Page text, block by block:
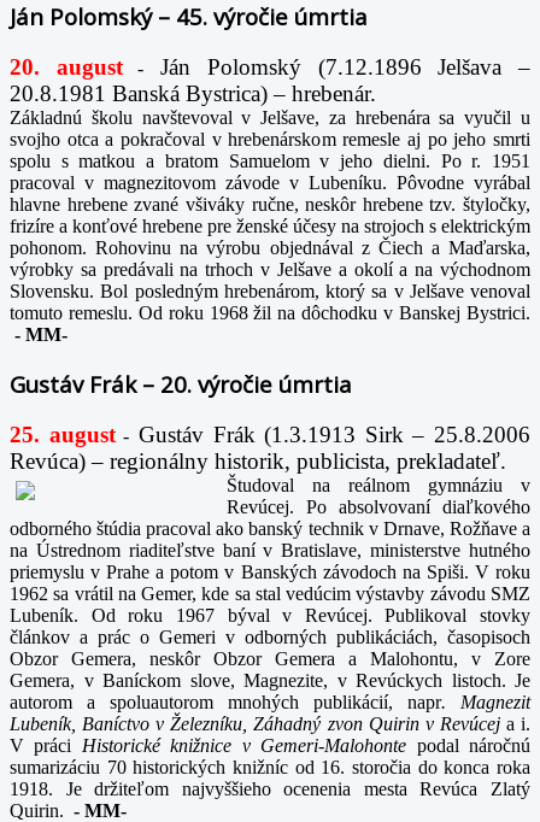
Ján Polomský – 45. výročie úmrtia
20. august-
Ján Polomský (7.12.1896 Jelšava –
20.8.1981 Banská Bystrica) – hrebenár.
Základnú školu navštevoval v Jelšave, za hrebenára sa vyučil u
svojho otca a pokračoval v hrebenárskom remesle aj po jeho smrti
spolu s matkou a bratom Samuelom v jeho dielni. Po r. 1951
pracoval v magnezitovom závode v Lubeníku. Pôvodne vyrábal
hlavne hrebene zvané všiváky ručne, neskôr hrebene tzv. štyločky,
frizíre a konťové hrebene pre ženské účesy na strojoch s elektrickým
pohonom. Rohovinu na výrobu objednával z Čiech a Maďarska,
výrobky sa predávali na trhoch v Jelšave a okolí a na východnom
Slovensku. Bol posledným hrebenárom, ktorý sa v Jelšave venoval
tomuto remeslu. Od roku 1968 žil na dôchodku v Banskej Bystrici.
- MM-
Gustáv Frák – 20. výročie úmrtia
25. august- Gustáv Frák (1.3.1913 Sirk – 25.8.2006
Revúca) – regionálny historik, publicista, prekladateľ.
Študoval na reálnom gymnáziu v
Revúcej. Po absolvovaní diaľkového
odborného štúdia pracoval ako banský technik v Drnave, Rožňave a
na Ústrednom riaditeľstve baní v Bratislave, ministerstve hutného
priemyslu v Prahe a potom v Banských závodoch na Spiši. V roku
1962 sa vrátil na Gemer, kde sa stal vedúcim výstavby závodu SMZ
Lubeník. Od roku 1967 býval v Revúcej. Publikoval stovky
článkov a prác o Gemeri v odborných publikáciách, časopisoch
Obzor Gemera, neskôr Obzor Gemera a Malohontu, v Zore
Gemera, v Baníckom slove, Magnezite, v Revúckych listoch. Je
autorom a spoluautorom mnohých publikácií, napr. Magnezit
Lubeník, Baníctvo v Železníku, Záhadný zvon Quirin v Revúcej a i.
V práci Historické knižnice v Gemeri-Malohonte podal náročnú
sumarizáciu 70 historických knižníc od 16. storočia do konca roka
1918. Je držiteľom najvyššieho ocenenia mesta Revúca Zlatý
Quirin. - MM-